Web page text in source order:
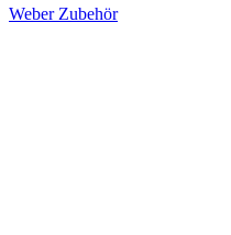
Weber Zubehör